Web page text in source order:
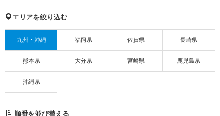
エリアを絞り込む
九州・沖縄 福岡県 佐賀県 長崎県
熊本県 大分県 宮崎県 鹿児島県
沖縄県
順番を並び替える